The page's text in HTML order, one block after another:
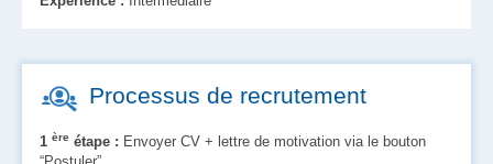
Processus de recrutement
1 ère étape : Envoyer CV + lettre de motivation via le bouton